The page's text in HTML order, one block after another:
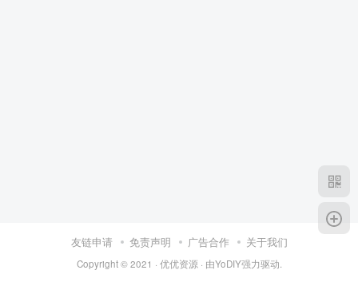
友链申请 免责声明 广告合作 关于我们
Copyright © 2021 · 优优资源 · 由YoDIY强力驱动.